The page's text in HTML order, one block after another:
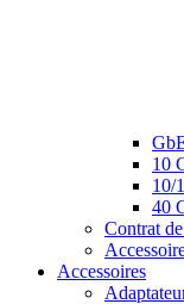
10
10/
40
Contrat
Accessoires